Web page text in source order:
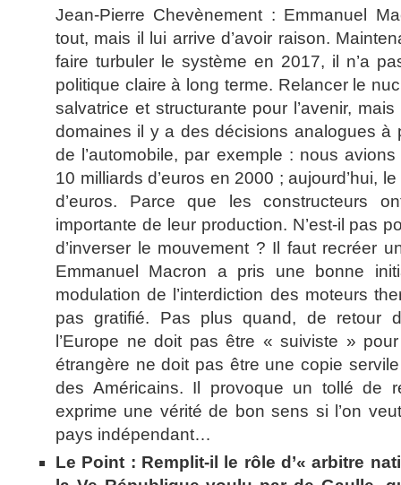
Jean-Pierre Chevènement : Emmanuel
tout, mais il lui arrive d’avoir raison.
faire turbuler le système en 2017, il n’a
politique claire à long terme. Relancer le
salvatrice et structurante pour l’avenir,
domaines il y a des décisions analogues à
de l’automobile, par exemple : nous
10 milliards d’euros en 2000 ; aujourd’hui,
d’euros. Parce que les constructeurs
importante de leur production. N’est-il pas
d’inverser le mouvement ? Il faut recréer
Emmanuel Macron a pris une bonne
modulation de l’interdiction des moteurs
pas gratifié. Pas plus quand, de retour
l’Europe ne doit pas être « suiviste »
étrangère ne doit pas être une copie
des Américains. Il provoque un tollé de
exprime une vérité de bon sens si l’on
pays indépendant…
Le Point : Remplit-il le rôle d’« arbitre